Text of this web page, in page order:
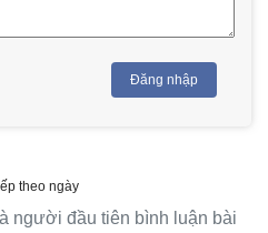
Đăng nhập
theo ngày
người đầu tiên bình luận bài